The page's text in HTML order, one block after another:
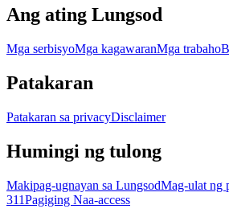
Ang ating Lungsod
Mga serbisyoMga kagawaranMga trabaho
Patakaran
Patakaran sa privacyDisclaimer
Humingi ng tulong
Makipag-ugnayan sa LungsodMag-ulat ng
311Pagiging Naa-access